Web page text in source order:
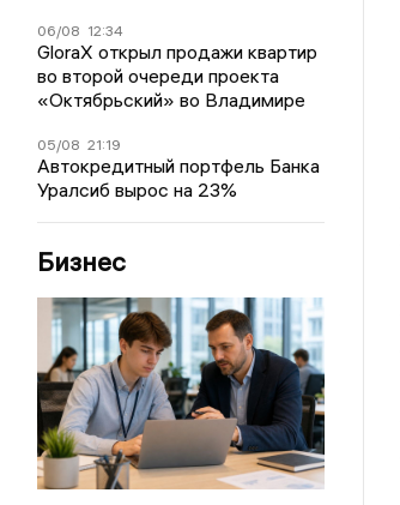
06/08 12:34
GloraX открыл продажи квартир
во второй очереди проекта
«Октябрьский» во Владимире
05/08 21:19
Автокредитный портфель Банка
Уралсиб вырос на 23%
Бизнес